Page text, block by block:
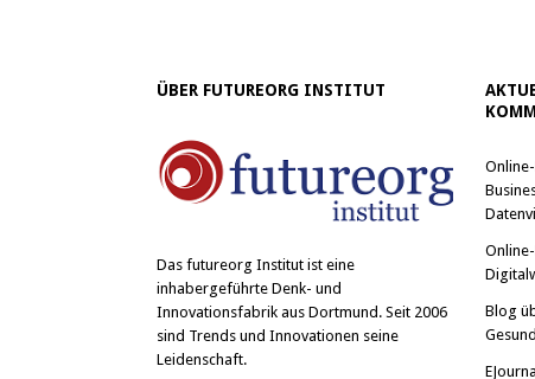
ÜBER FUTUREORG INSTITUT
Das futureorg Institut ist eine
inhabergeführte Denk- und
Innovationsfabrik aus Dortmund. Seit 2006
sind Trends und Innovationen seine
Leidenschaft.
Blog